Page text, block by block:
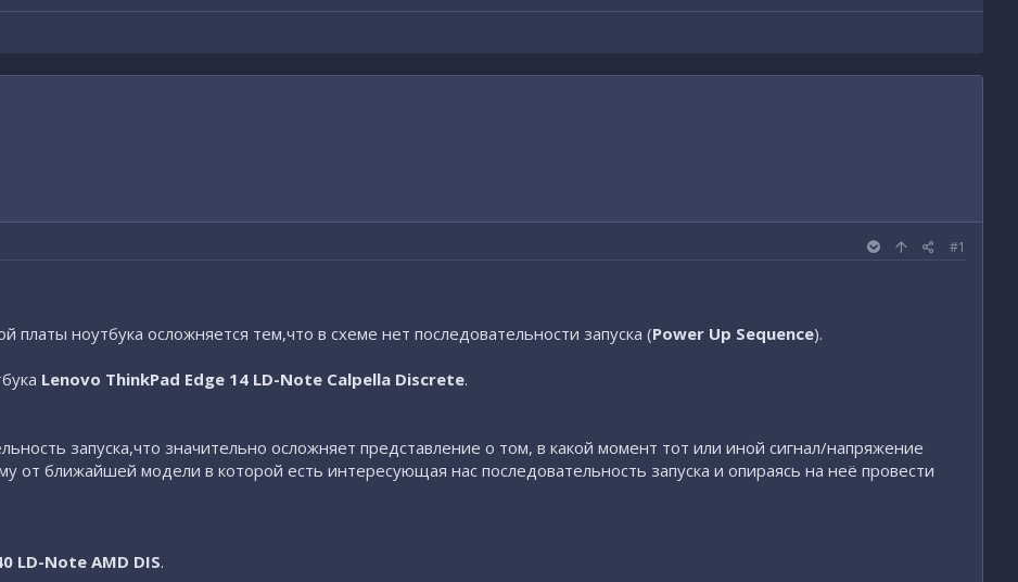
#1
платы ноутбука осложняется тем,что в схеме нет последовательности запуска (Power Up Sequence).
Lenovo ThinkPad Edge 14 LD-Note Calpella Discrete.
запуска,что значительно осложняет представление о том, в какой момент тот или иной сигнал/напряжение
от ближайшей модели в которой есть интересующая нас последовательность запуска и опираясь на неё провести
LD-Note AMD DIS.